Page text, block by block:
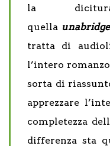
la
quella
tratta di
l’intero
sorta di
apprezzare
completezza
differenza sta